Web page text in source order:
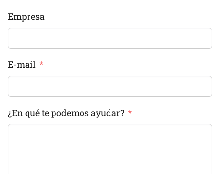
Empresa
E-mail
¿En qué te podemos ayudar?